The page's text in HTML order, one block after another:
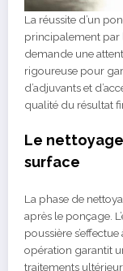
La réussite d’un
principalement par
demande une
rigoureuse pour
d’adjuvants et
qualité du résultat
Le
surface
La phase de
après le ponçage.
poussière
opération garantit
traitements